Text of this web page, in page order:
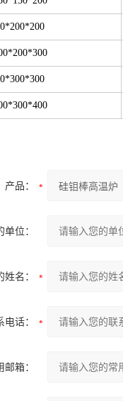
产品：
单位：
姓名：
电话：
邮箱：